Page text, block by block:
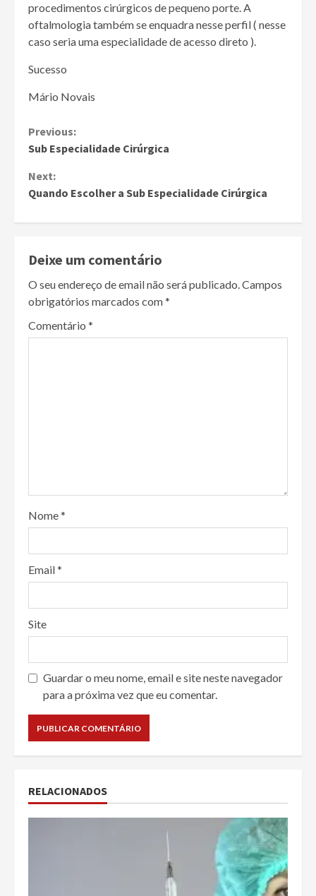
procedimentos cirúrgicos de pequeno porte. A
oftalmologia também se enquadra nesse perfil ( nesse
caso seria uma especialidade de acesso direto ).
Sucesso
Mário Novais
Continue
Reading
Previous:
Sub Especialidade Cirúrgica
Next:
Quando Escolher a Sub Especialidade Cirúrgica
Deixe um comentário
O seu endereço de email não será publicado.Campos
obrigatórios marcados com*
Comentário *
Nome*
Email*
Site
Guardar o meu nome, email e site neste navegador
para a próxima vez que eu comentar.
RELACIONADOS